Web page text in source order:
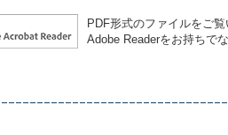
PDF形式のファイルをご
Adobe Readerをお持ちで